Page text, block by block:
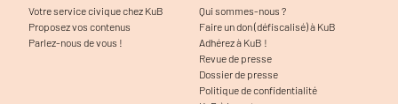
Votre service civique chez KuB
Proposez vos contenus
Parlez-nous de vous !
Qui sommes-nous ?
Faire un don (défiscalisé) à KuB
Adhérez à KuB !
Revue de presse
Dossier de presse
Politique de confidentialité